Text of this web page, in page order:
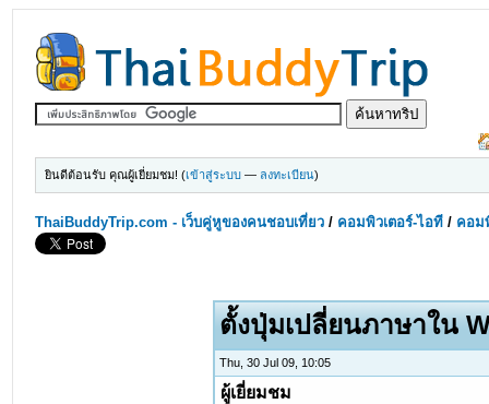
ยินดีต้อนรับ คุณผู้เยี่ยมชม! (เข้าสู่ระบบ — ลงทะเบียน)
ThaiBuddyTrip.com - เว็บคู่หูของคนชอบเที่ยว / คอมพิวเตอร์-ไอที / คอม
ตั้งปุ่มเปลี่ยนภาษาใน
Thu, 30 Jul 09, 10:05
ผู้เยี่ยมชม